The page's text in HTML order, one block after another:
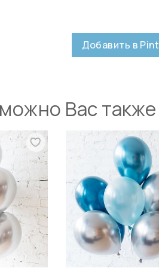
Добавить в
Вас